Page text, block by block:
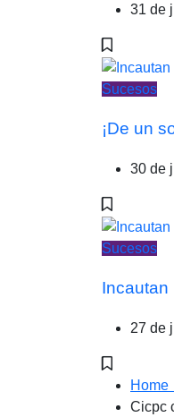
31 de
Sucesos
¡De un
30 de
Sucesos
Incautan
27 de
Home
Cicpc